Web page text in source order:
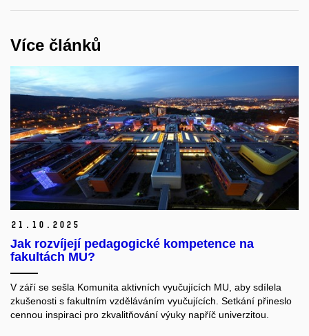
Více článků
21. 10. 2025
Jak rozvíjejí pedagogické kompetence na
fakultách MU?
V září se sešla Komunita aktivních vyučujících MU, aby sdílela
zkušenosti s fakultním vzděláváním vyučujících. Setkání přineslo
cennou inspiraci pro zkvalitňování výuky napříč univerzitou.